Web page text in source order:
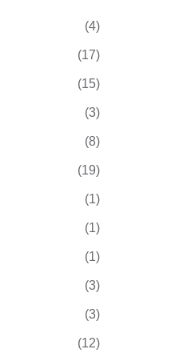
(4)
(17)
(15)
(3)
(8)
(19)
(1)
(1)
(1)
(3)
(3)
(12)